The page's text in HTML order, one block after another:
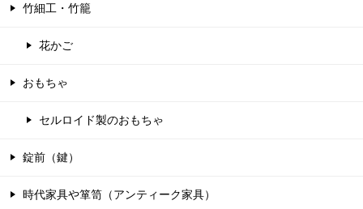
竹細工・竹籠
花かご
おもちゃ
セルロイド製のおもちゃ
錠前（鍵）
時代家具や箪笥（アンティーク家具）